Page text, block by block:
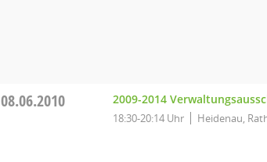
08.06.2010 2009-2014
18:30-20:14 Uhr Heidenau,